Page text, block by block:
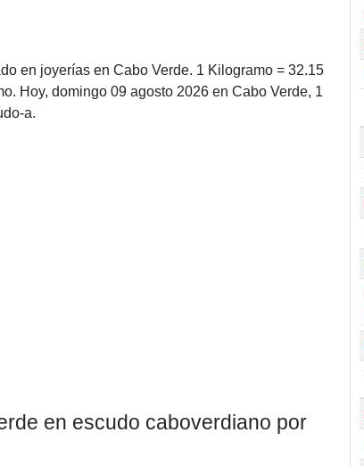
en joyerías en Cabo Verde. 1 Kilogramo = 32.15
Hoy, domingo 09 agosto 2026 en Cabo Verde, 1
a.
en escudo caboverdiano por